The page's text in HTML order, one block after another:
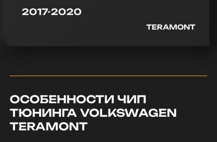
2017-2020
TERAMONT
ОСОБЕННОСТИ ЧИП
ТЮНИНГА VOLKSWAGEN
TERAMONT